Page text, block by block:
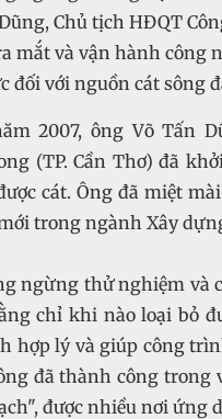
Chủ tịch HĐQT
mắt và vận hành công
đối với nguồn cát sông
2007, ông Võ Tấn
(TP. Cần Thơ) đã
cát. Ông đã miệt
trong ngành Xây
ngừng thử nghiệm và
chỉ khi nào loại bỏ
hợp lý và giúp công
đã thành công trong
được nhiều nơi ứng